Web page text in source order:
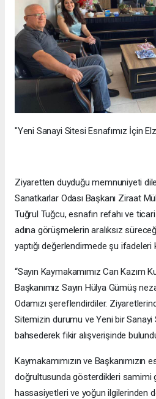
"Yeni Sanayi Sitesi Esnafımız İçin
Ziyaretten duyduğu memnuniyeti
Sanatkarlar Odası Başkanı Ziraat
Tuğrul Tuğcu, esnafın refahı ve
adına görüşmelerin aralıksız
yaptığı değerlendirmede şu ifadeleri
“Sayın Kaymakamımız Can Kazım
Başkanımız Sayın Hülya Gümüş
Odamızı şereflendirdiler.
Sitemizin durumu ve Yeni bir
bahsederek fikir alışverişinde
Kaymakamımızın ve Başkanımızın
doğrultusunda gösterdikleri samimi
hassasiyetleri ve yoğun ilgilerinden